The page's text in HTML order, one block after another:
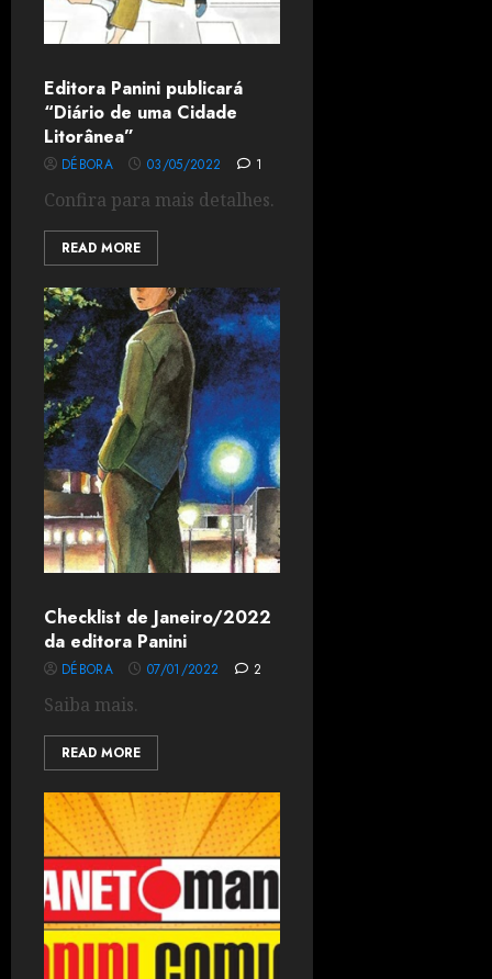
Editora Panini publicará
“Diário de uma Cidade
Litorânea”
DÉBORA 03/05/2022 1
Confira para mais detalhes.
READ MORE
Checklist de Janeiro/2022
da editora Panini
DÉBORA 07/01/2022 2
Saiba mais.
READ MORE